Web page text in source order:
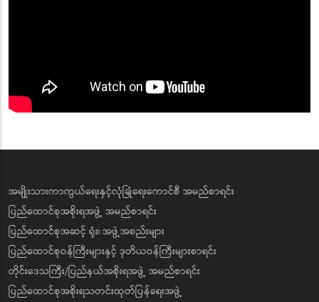
အမျိုးသားကာကွယ်ရေးနှင့်လုံခြုံရေးကောင်စီ အမည်စာရင်း
ပြည်ထောင်စုအစိုးရအဖွဲ့ အမည်စာရင်း
ပြည်ထောင်စုအဆင့် ရုံး၊ အဖွဲ့အစည်းများ
ပြည်ထောင်စုဝန်ကြီးများနှင့် ဒုတိယဝန်ကြီးများစာရင်း
တိုင်းဒေသကြီး/ပြည်နယ်အစိုးရအဖွဲ့ အမည်စာရင်း
ပြည်ထောင်စုအစိုးရသတင်းထုတ်ပြန်ရေးအဖွဲ့